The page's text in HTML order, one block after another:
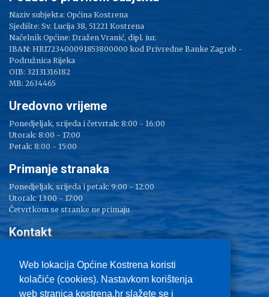
Web lokacija Općine Kostrena koristi
kolačiće (cookies). Nastavkom korištenja
web stranica kostrena.hr slažete se i
Naziv subjekta: Općina Kostrena
Sjedište: Sv. Lucija 38, 51221 Kostrena
Načelnik Općine: Dražen Vranić, dipl. iur.
IBAN: HR1723400091853800000 kod Privredne Banke Zagreb -
Podružnica Rijeka
OIB: 32131316182
MB: 2634465
Uredovno vrijeme
Ponedjeljak, srijeda i četvrtak: 8:00 - 16:00
Utorak: 8:00 - 17:00
Petak: 8:00 - 15:00
Primanje stranaka
Ponedjeljak, srijeda i petak: 9:00 - 12:00
Utorak: 13:00 - 17:00
Četvrtkom se stranke ne primaju
Kontakt
Tel: 051/ 209 000
Fax: 051/ 289 400
E-mail:kostrena@kostrena.hr